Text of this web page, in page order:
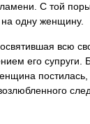
С той
одну женщину.
всю
его супруги.